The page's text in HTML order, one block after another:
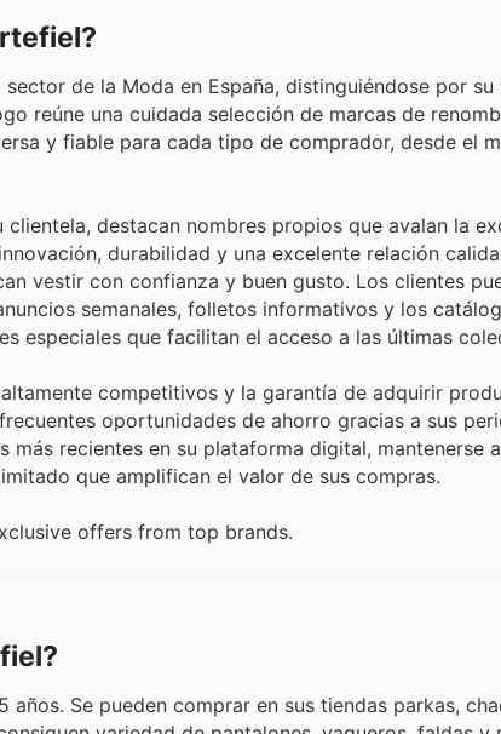
de la Moda en España, distinguiéndose por
reúne una cuidada selección de marcas de
y fiable para cada tipo de comprador, desde el
destacan nombres propios que avalan la
durabilidad y una excelente relación
vestir con confianza y buen gusto. Los clientes
semanales, folletos informativos y los
especiales que facilitan el acceso a las últimas
competitivos y la garantía de adquirir
oportunidades de ahorro gracias a sus
recientes en su plataforma digital, mantenerse
que amplifican el valor de sus compras.
offers from top brands.
Se pueden comprar en sus tiendas parkas,